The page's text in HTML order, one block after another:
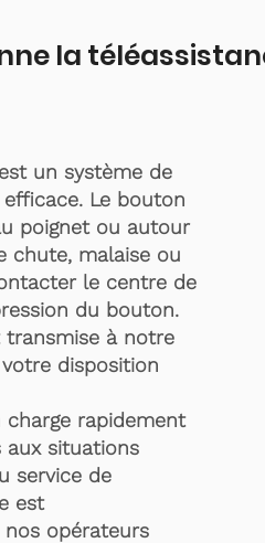
la
un système de
Le bouton
poignet ou autour
chute, malaise ou
le centre de
du bouton.
transmise à notre
disposition
charge rapidement
aux situations
service de
est
opérateurs